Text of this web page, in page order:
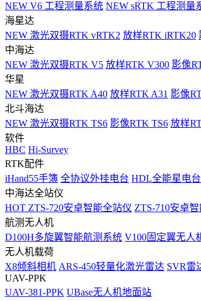
NEW V6 工程测量系统 NEW sRTK 工程测量
海星达
NEW 激光双摄RTK vRTK2 放样RTK iRTK20
中海达
NEW 激光双摄RTK V5 放样RTK V300 影像
华星
NEW 激光双摄RTK A40 放样RTK A31 影像
北斗海达
NEW 激光双摄RTK TS6 影像RTK TS6 放样
软件
HBC Hi-Survey
RTK配件
iHand55手簿 全协议外挂电台 HDL全能星电台
中海达全站仪
HOT ZTS-720安卓智能全站仪 ZTS-710安卓
航测无人机
D100H多旋翼智能航测系统 V100固定翼无人
无人机载荷
X8倾斜相机 ARS-450轻量化激光雷达 SVR雷
UAV-PPK
UAV-381-PPK UBase无人机地面站